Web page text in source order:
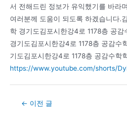
서 전해드린 정보가 유익했기를 바라
여러분께 도움이 되도록 하겠습니다.
학 경기도김포시한강4로 1178층 공
경기도김포시한강4로 1178층 공감수
기도김포시한강4로 1178층 공감수학
https://www.youtube.com/shorts/
Post← 이전 글